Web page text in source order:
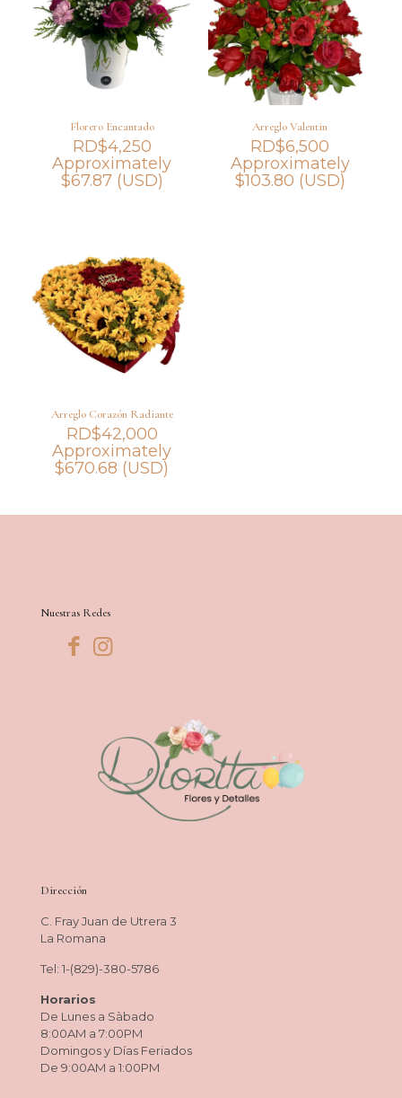
Florero Encantado
RD$4,250
Approximately
$67.87(USD)
Arreglo Valentin
RD$6,500
Approximately
$103.80 (USD)
Arreglo Corazón Radiante
RD$42,000
Approximately
$670.68 (USD)
Nuestras Redes
Dirección
C. Fray Juan de Utrera 3
La Romana
Tel: 1-(829)-380-5786
Horarios
De Lunes a Sàbado
8:00AM a 7:00PM
Domingos y Días Feriados
De 9:00AM a 1:00PM